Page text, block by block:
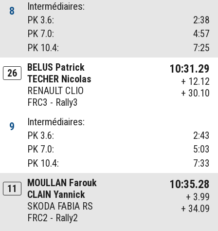
8
Intermédiaires:
PK 3.6:
2:38
PK 7.0:
4:57
PK 10.4:
7:25
26
BELUS Patrick
TECHER Nicolas
RENAULT CLIO
FRC3 - Rally3
10:31.29
+ 12.12
+ 30.10
9
Intermédiaires:
PK 3.6:
2:43
PK 7.0:
5:03
PK 10.4:
7:33
11
MOULLAN Farouk
CLAIN Yannick
SKODA FABIA RS
FRC2 - Rally2
10:35.28
+ 3.99
+ 34.09